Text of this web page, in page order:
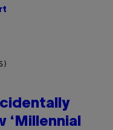
‘Millennial